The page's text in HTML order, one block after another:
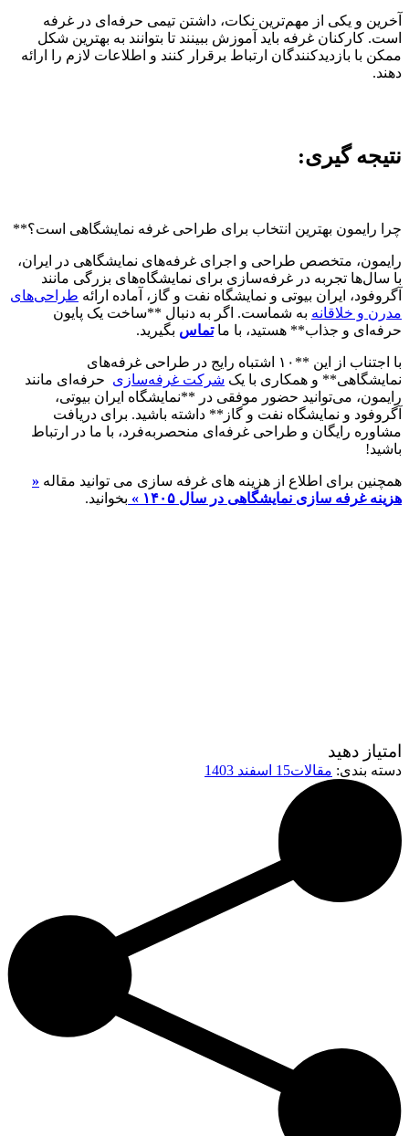
آخرین و یکی از مهم‌ترین نکات، داشتن تیمی حرفه‌ای در غرفه
است. کارکنان غرفه باید آموزش ببینند تا بتوانند به بهترین شکل
ممکن با بازدیدکنندگان ارتباط برقرار کنند و اطلاعات لازم را ارائه
دهند.
نتیجه گیری:
چرا رایمون بهترین انتخاب برای طراحی غرفه نمایشگاهی است؟**
رایمون، متخصص طراحی و اجرای غرفه‌های نمایشگاهی در ایران،
با سال‌ها تجربه در غرفه‌سازی برای نمایشگاه‌های بزرگی مانند
آگروفود، ایران بیوتی و نمایشگاه نفت و گاز، آماده ارائه طراحی‌های
مدرن و خلاقانه به شماست. اگر به دنبال **ساخت یک پایون
حرفه‌ای و جذاب** هستید، با ماتماس بگیرید.
با اجتناب از این **۱۰ اشتباه رایج در طراحی غرفه‌های
نمایشگاهی** و همکاری با یک شرکت غرفه‌سازی حرفه‌ای مانند
رایمون، می‌توانید حضور موفقی در **نمایشگاه ایران بیوتی،
آگروفود و نمایشگاه نفت و گاز** داشته باشید. برای دریافت
مشاوره رایگان و طراحی غرفه‌ای منحصر‌به‌فرد، با ما در ارتباط
باشید!
همچنین برای اطلاع از هزینه های غرفه سازی می توانید مقاله «
هزینه غرفه سازی نمایشگاهی در سال ۱۴۰۵ »
بخوانید.
امتیاز دهید
دسته بندی: مقالات15 اسفند 1403